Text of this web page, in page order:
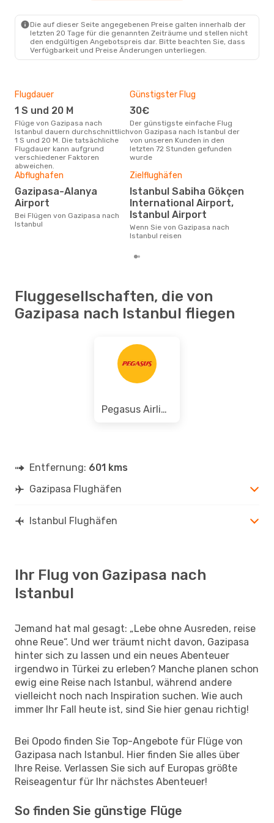
Die auf dieser Seite angegebenen Preise galten innerhalb der
letzten 20 Tage für die genannten Zeiträume und stellen nicht
den endgültigen Angebotspreis dar. Bitte beachten Sie, dass
Verfügbarkeit und Preise Änderungen unterliegen.
Flugdauer
1 S und 20 M
Flüge von Gazipasa nach
Istanbul dauern durchschnittlich
1 S und 20 M. Die tatsächliche
Flugdauer kann aufgrund
verschiedener Faktoren
abweichen.
Günstigster Flug
30€
Der günstigste einfache Flug
von Gazipasa nach Istanbul der
von unseren Kunden in den
letzten 72 Stunden gefunden
wurde
Abflughafen
Gazipasa-Alanya
Airport
Bei Flügen von Gazipasa nach
Istanbul
Zielflughäfen
Istanbul Sabiha Gökçen
International Airport,
Istanbul Airport
Wenn Sie von Gazipasa nach
Istanbul reisen
Fluggesellschaften, die von
Gazipasa nach Istanbul fliegen
Pegasus Airlines
Entfernung: 601 kms
Gazipasa Flughäfen
Istanbul Flughäfen
Ihr Flug von Gazipasa nach
Istanbul
Jemand hat mal gesagt: „Lebe ohne Ausreden, reise
ohne Reue“. Und wer träumt nicht davon, Gazipasa
hinter sich zu lassen und ein neues Abenteuer
irgendwo in Türkei zu erleben? Manche planen schon
ewig eine Reise nach Istanbul, während andere
vielleicht noch nach Inspiration suchen. Wie auch
immer Ihr Fall heute ist, sind Sie hier genau richtig!
Bei Opodo finden Sie Top-Angebote für Flüge von
Gazipasa nach Istanbul. Hier finden Sie alles über
Ihre Reise. Verlassen Sie sich auf Europas größte
Reiseagentur für Ihr nächstes Abenteuer!
So finden Sie günstige Flüge